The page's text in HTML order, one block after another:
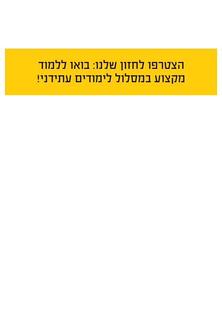
הצטרפו לחזון שלנו: בואו ללמוד
מקצוע במסלול לימודים עתידני!